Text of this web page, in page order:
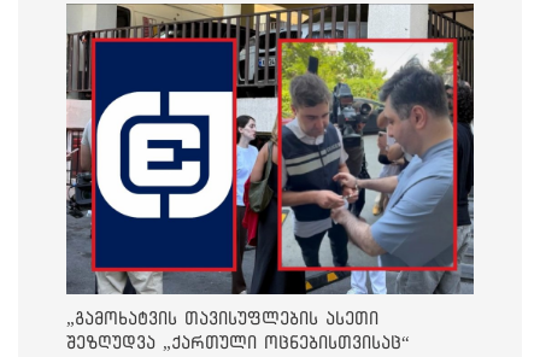
„გამოხატვის თავისუფლების ასეთი
შეზღუდვა „ქართული ოცნებისთვისაც“